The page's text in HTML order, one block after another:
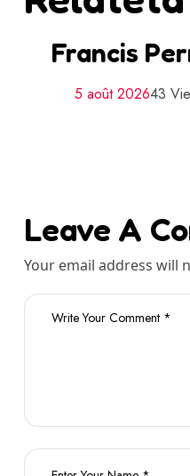
Francis
5 août 202643
Leave A
Your email address will